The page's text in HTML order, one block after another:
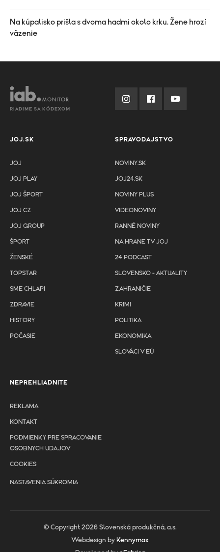
Na kúpalisko prišla s dvoma hadmi okolo krku. Žene hrozí
väzenie
RIADIME SA KÓDEXOM
JOJ.SK
JOJ
JOJ PLAY
JOJ ŠPORT
JOJ CZ
JOJ GROUP
ŠPORT
ŽENSKÉ
TOPSTAR
SME CHLAPI
ZDRAVIE
HISTORY
POČASIE
SPRAVODAJSTVO
NOVINY.SK
JOJ24.SK
NOVINY PLUS
VIDEONOVINY
RANNÉ NOVINY
NA HRANE TV JOJ
24 PODCAST
SLOVENSKO - AKTUALITY
ZAHRANIČIE
KRIMI
POLITIKA
EKONOMIKA
SLOVÁCI V EÚ
NEPREHLIADNITE
REKLAMA
KONTAKT
PODMIENKY PRE SPRACOVANIE
OSOBNYCH UDAJOV
COOKIES
NASTAVENIA SÚKROMIA
© Copyright 2026 Slovenská produkčná, a.s.
Webdesign by Kennymax